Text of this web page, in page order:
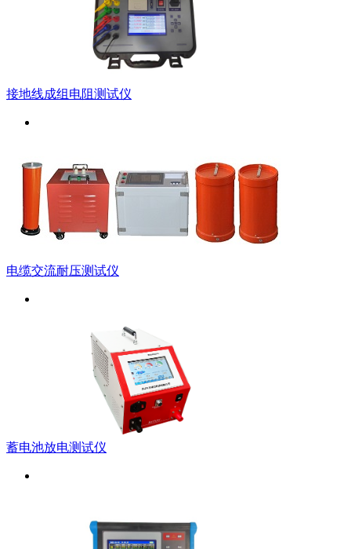
接地线成组电阻测试仪
电缆交流耐压测试仪
蓄电池放电测试仪